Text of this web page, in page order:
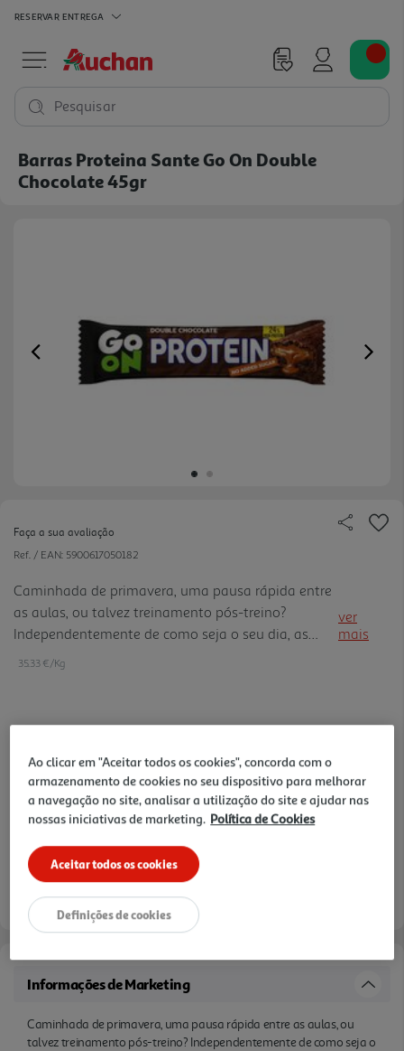
RESERVAR ENTREGA
Pesquisar
Barras Proteina Sante Go On Double
Chocolate 45gr
Previous
Faça a sua avaliação
Ref. / EAN: 5900617050182
Caminhada de primavera, uma pausa rápida entre
as aulas, ou talvez treinamento pós-treino?
Independentemente de como seja o seu dia, as
barras de proteína GO ON podem estar sempre à
ver
mais
35.33 €/Kg
Notas de preparação
Informações de Marketing
Caminhada de primavera, uma pausa rápida entre as aulas, ou
talvez treinamento pós-treino? Independentemente de como seja o
Ao clicar em "Aceitar todos os cookies", concorda com o
armazenamento de cookies no seu dispositivo para melhorar
a navegação no site, analisar a utilização do site e ajudar nas
nossas iniciativas de marketing. Política de Cookies
Aceitar todos os cookies
Definições de cookies